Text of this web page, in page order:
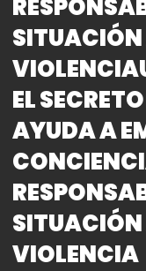
EL
AYUDA A
VIOLENCIA